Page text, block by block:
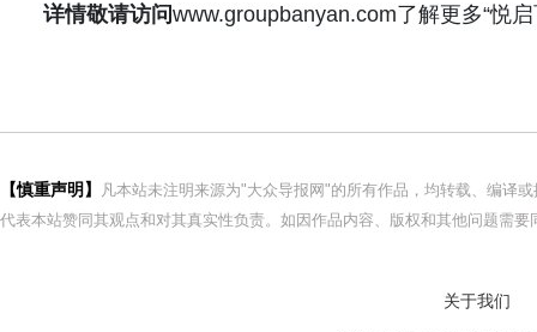
详情敬请访问www.groupbanyan.com了解更多“悦
【慎重声明】
凡本站未注明来源为"大众导报网"的所有作品，均转载、编译
代表本站赞同其观点和对其真实性负责。如因作品内容、版权和其他问题需
关于我们